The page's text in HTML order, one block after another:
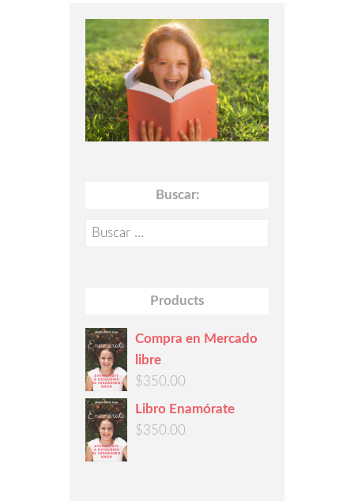
Buscar:
Buscar:
Products
Compra en Mercado
libre
$350.00
Libro Enamórate
$350.00